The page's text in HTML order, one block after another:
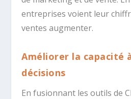
entreprises voient leur
ventes augmenter.
Améliorer la capacité
décisions
En fusionnant les outils de